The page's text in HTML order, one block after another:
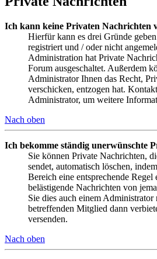
Ich kann keine Privaten Nachrichten
Hierfür kann es drei Gründe
registriert und / oder nicht
Administration hat Private
Forum ausgeschaltet. Außerdem
Administrator Ihnen das Recht,
verschicken, entzogen hat.
Administrator, um weitere
Nach oben
Ich bekomme ständig unerwünschte
Sie können Private Nachrichten,
sendet, automatisch löschen,
Bereich eine entsprechende Regel
belästigende Nachrichten von
Sie dies auch einem
betreffenden Mitglied dann
versenden.
Nach oben